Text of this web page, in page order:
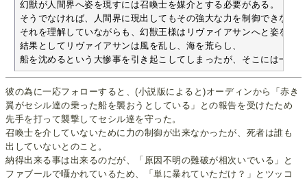
幻獣が人間界へ姿を現すには召喚士を媒介とする必要がある。
そうでなければ、人間界に現出してもその強大な力を制御できなく
それを理解していながらも、幻獣王様はリヴァイアサンへと姿を変
結果としてリヴァイアサンは風を乱し、海を荒らし、
船を沈めるという大惨事を引き起こしてしまったが、そこには一切
彼の為に一応フォローすると、(小説版によると)オーディンから「赤き
翼がセシル達の乗った船を襲おうとしている」との報告を受けたため
先手を打って襲撃してセシル達を守った。
召喚士を介していないために力の制御が出来なかったが、死者は誰も
出していないとのこと。
納得出来る事は出来るのだが、「原因不明の難破が相次いでいる」と
ファブールで囁かれているため、「単に暴れていただけ？」とツッコ